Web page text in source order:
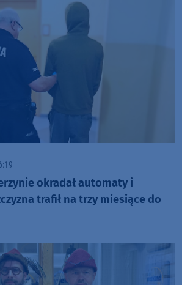
okradał automaty i
trafił na trzy miesiące do